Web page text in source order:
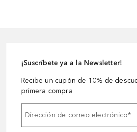
¡Suscríbete ya a la Newsletter!
Recibe un cupón de 10% de
primera compra
Dirección de correo electrónico*